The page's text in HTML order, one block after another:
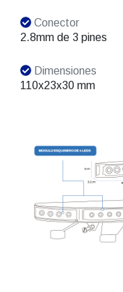
Conector
2.8mm de 3 pines
Dimensiones
110x23x30 mm